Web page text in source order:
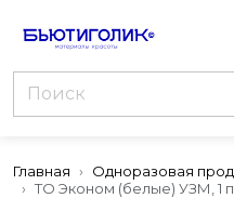
Главная Одноразовая
ТО Эконом (белые) УЗМ, 1